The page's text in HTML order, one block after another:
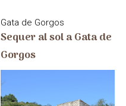
Gata de Gorgos
Sequer al sol a Gata de
Gorgos